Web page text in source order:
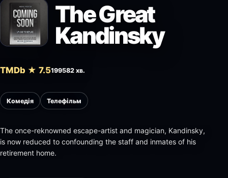
The Great
Kandinsky
TMDb ★ 7.5199582 хв.
Комедія Телефільм
The once-reknowned escape-artist and magician, Kandinsky,
is now reduced to confounding the staff and inmates of his
retirement home.